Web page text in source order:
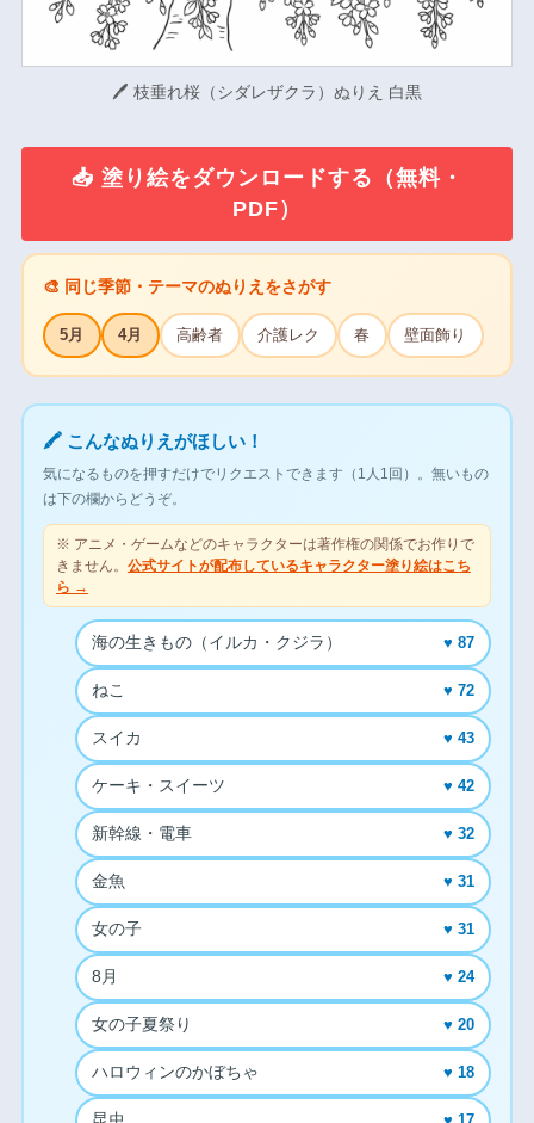
🖊 枝垂れ桜（シダレザクラ）ぬりえ 白黒
📥 塗り絵をダウンロードする（無料・
PDF）
🎨 同じ季節・テーマのぬりえをさがす
5月 4月 高齢者 介護レク 春 壁面飾り
🖍 こんなぬりえがほしい！
気になるものを押すだけでリクエストできます（1人1回）。無いもの
は下の欄からどうぞ。
※ アニメ・ゲームなどのキャラクターは著作権の関係でお作りで
きません。 公式サイトが配布しているキャラクター塗り絵はこち
ら →
海の生きもの（イルカ・クジラ） ♥ 87
ねこ ♥ 72
スイカ ♥ 43
ケーキ・スイーツ ♥ 42
新幹線・電車 ♥ 32
金魚 ♥ 31
女の子 ♥ 31
8月 ♥ 24
女の子夏祭り ♥ 20
ハロウィンのかぼちゃ ♥ 18